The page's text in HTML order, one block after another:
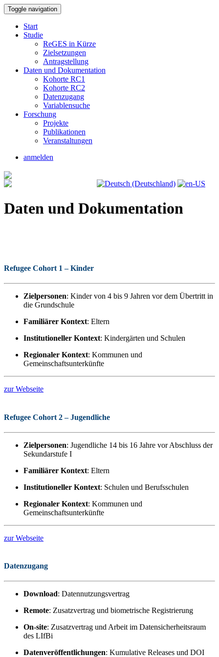
Toggle navigation
Start
Studie
ReGES in Kürze
Zielsetzungen
Antragstellung
Daten und Dokumentation
Kohorte RC1
Kohorte RC2
Datenzugang
Variablensuche
Forschung
Projekte
Publikationen
Veranstaltungen
anmelden
Daten und Dokumentation
Refugee Cohort 1 – Kinder
Zielpersonen: Kinder von 4 bis 9 Jahren vor dem Übertritt in
die Grundschule
Familiärer Kontext: Eltern
Institutioneller Kontext: Kindergärten und Schulen
Regionaler Kontext: Kommunen und
Gemeinschaftsunterkünfte
zur Webseite
Refugee Cohort 2 – Jugendliche
Zielpersonen: Jugendliche 14 bis 16 Jahre vor Abschluss der
Sekundarstufe I
Familiärer Kontext: Eltern
Institutioneller Kontext: Schulen und Berufsschulen
Regionaler Kontext: Kommunen und
Gemeinschaftsunterkünfte
zur Webseite
Datenzugang
Download: Datennutzungsvertrag
Remote: Zusatzvertrag und biometrische Registrierung
On-site: Zusatzvertrag und Arbeit im Datensicherheitsraum
des LIfBi
Datenveröffentlichungen: Kumulative Releases und DOI